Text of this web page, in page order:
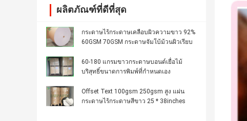
ผลิตภัณฑ์ที่ดีที่สุด
กระดาษไร้กระดาษเคลือบผิวความขาว 92%
60GSM 70GSM กระดาษจัมโบ้ม้วนผิวเรียบ
60-180 แกรมขาวกระดาษบอนด์เยื่อไม้
บริสุทธิ์ขนาดการพิมพ์ที่กำหนดเอง
Offset Text 100gsm 250gsm สูง แผ่น
กระดาษไร้กระดาษสีขาว 25 * 38inches